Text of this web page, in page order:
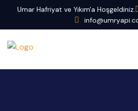
Umar Hafriyat ve Yıkım'a Hoşgeldiniz.